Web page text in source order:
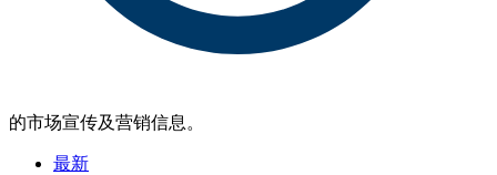
的市场宣传及营销信息。
最新